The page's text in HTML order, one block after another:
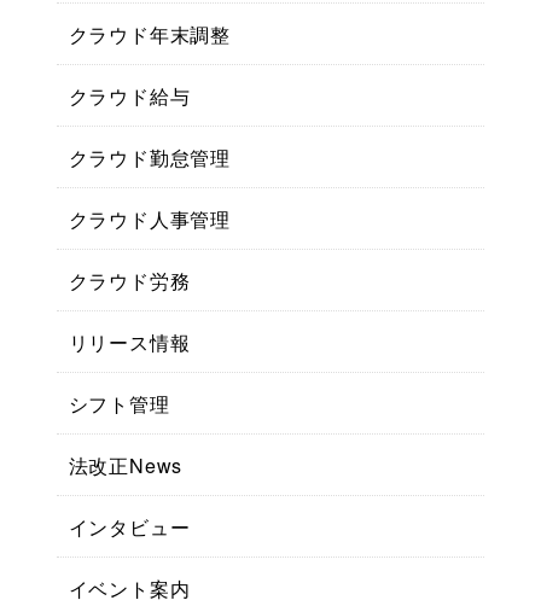
クラウド年末調整
クラウド給与
クラウド勤怠管理
クラウド人事管理
クラウド労務
リリース情報
シフト管理
法改正News
インタビュー
イベント案内